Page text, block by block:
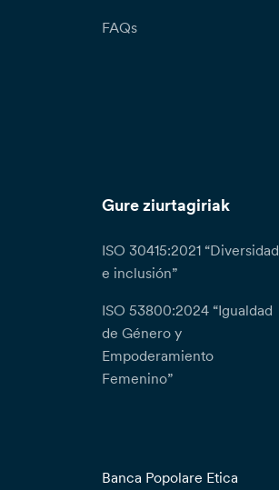
FAQs
Gure ziurtagiriak
ISO 30415:2021 “Diversidad
e inclusión”
ISO 53800:2024 “Igualdad
de Género y
Empoderamiento
Femenino”
Banca Popolare Etica